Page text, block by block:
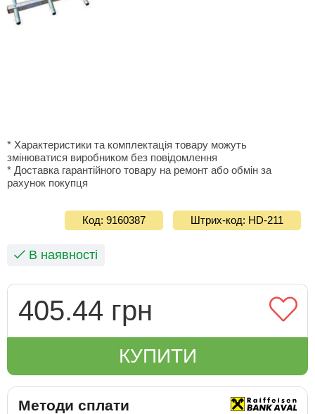
* Характеристики та комплектація товару можуть
змінюватися виробником без повідомлення
* Доставка гарантiйного товару на ремонт або обмiн за
рахунок покупця
Код: 9160387 Штрих-код: HD-211
В наявності
405.44 грн
КУПИТИ
Методи сплати